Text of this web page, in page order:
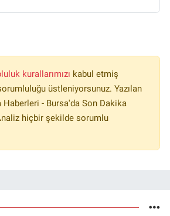
kurallarımızı kabul etmiş
üstleniyorsunuz. Yazılan
- Bursa'da Son Dakika
hiçbir şekilde sorumlu